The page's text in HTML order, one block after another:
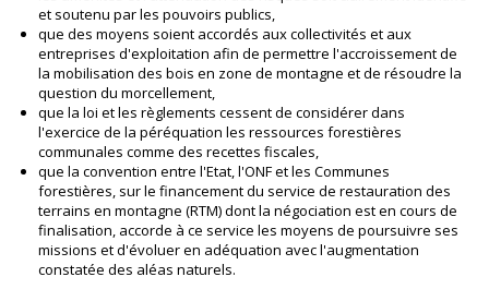
et soutenu par les pouvoirs publics,
que des moyens soient accordés aux collectivités et aux
entreprises d'exploitation afin de permettre l'accroissement de
la mobilisation des bois en zone de montagne et de résoudre la
question du morcellement,
que la loi et les règlements cessent de considérer dans
l'exercice de la péréquation les ressources forestières
communales comme des recettes fiscales,
que la convention entre l'Etat, l'ONF et les Communes
forestières, sur le financement du service de restauration des
terrains en montagne (RTM) dont la négociation est en cours de
finalisation, accorde à ce service les moyens de poursuivre ses
missions et d'évoluer en adéquation avec l'augmentation
constatée des aléas naturels.